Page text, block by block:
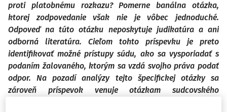
proti platobnému rozkazu? Pomerne banálna otázka,
ktorej zodpovedanie však nie je vôbec jednoduché.
Odpoveď na túto otázku neposkytuje judikatúra a ani
odborná literatúra. Cieľom tohto príspevku je preto
identifikovať možné prístupy súdu, ako sa vysporiadať s
podaním žalovaného, ktorým sa vzdá svojho práva podať
odpor. Na pozadí analýzy tejto špecifickej otázky sa
zároveň príspevok venuje otázkam sudcovského